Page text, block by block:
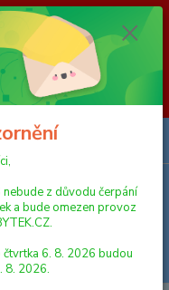
do 23. 8. 2026 nebude z
objednávek a bude omezen
Objednávky přijaté, nebo
v pátek 7. 8. 2026.
7. 8. 2026 do neděle 23. 8.
24. 8. 2026. Děkujeme za
Menu
Hledat
z důvodu čerpání
a bude omezen provoz
6. 8. 2026 budou
8. 2026.